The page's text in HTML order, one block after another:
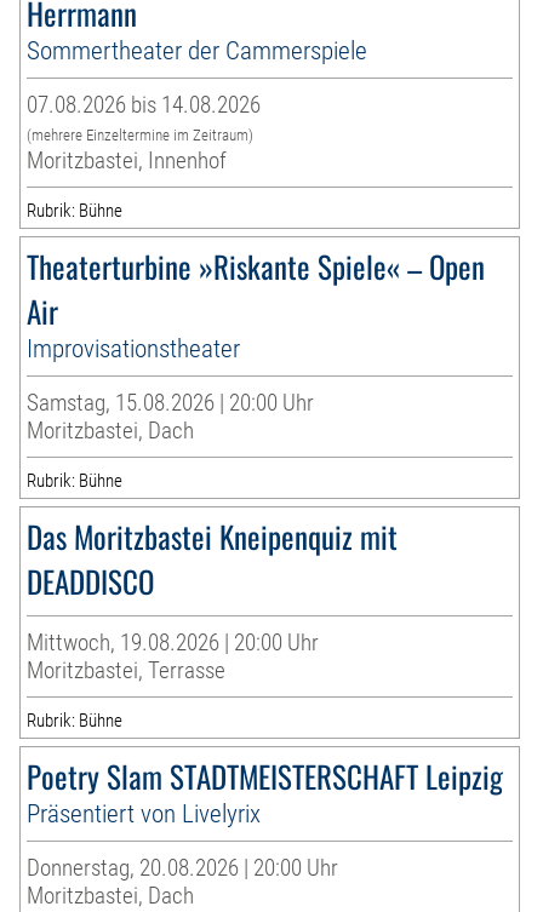
Herrmann
Sommertheater der Cammerspiele
07.08.2026 bis 14.08.2026
(mehrere Einzeltermine im Zeitraum)
Moritzbastei, Innenhof
Rubrik: Bühne
Theaterturbine »Riskante Spiele« – Open
Air
Improvisationstheater
Samstag, 15.08.2026 | 20:00 Uhr
Moritzbastei, Dach
Rubrik: Bühne
Das Moritzbastei Kneipenquiz mit
DEADDISCO
Mittwoch, 19.08.2026 | 20:00 Uhr
Moritzbastei, Terrasse
Rubrik: Bühne
Poetry Slam STADTMEISTERSCHAFT Leipzig
Präsentiert von Livelyrix
Donnerstag, 20.08.2026 | 20:00 Uhr
Moritzbastei, Dach